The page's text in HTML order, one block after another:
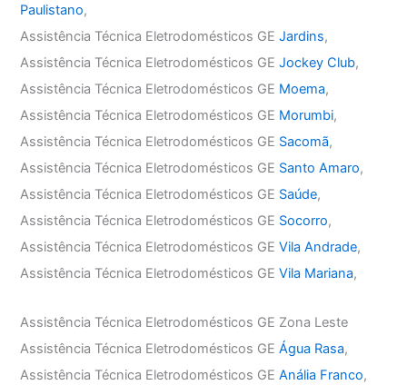
Paulistano,
Assistência Técnica Eletrodomésticos GEJardins,
Assistência Técnica Eletrodomésticos GEJockey Club,
Assistência Técnica Eletrodomésticos GE Moema,
Assistência Técnica Eletrodomésticos GE Morumbi,
Assistência Técnica Eletrodomésticos GE Sacomã,
Assistência Técnica Eletrodomésticos GE Santo Amaro,
Assistência Técnica Eletrodomésticos GE Saúde,
Assistência Técnica Eletrodomésticos GE Socorro,
Assistência Técnica Eletrodomésticos GEVila Andrade,
Assistência Técnica Eletrodomésticos GEVila Mariana,
Assistência Técnica Eletrodomésticos GE Zona Leste
Assistência Técnica Eletrodomésticos GEÁgua Rasa,
Assistência Técnica Eletrodomésticos GEAnália Franco,